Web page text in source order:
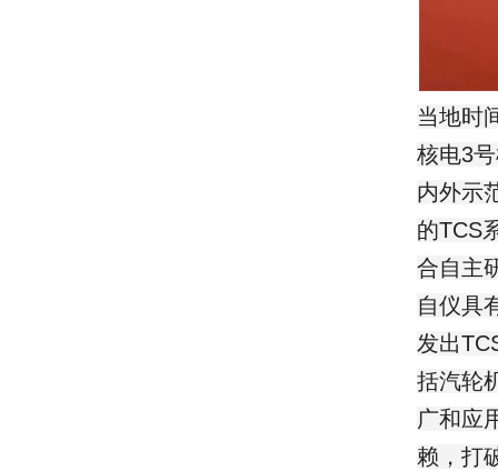
当地时
核电3
内外示
的TCS
合自主
自仪具
发出
括汽轮
广和应
赖，打